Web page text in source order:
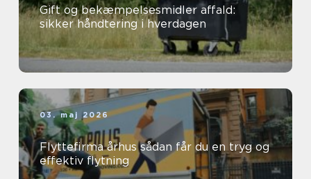
Gift og bekæmpelsesmidler affald:
sikker håndtering i hverdagen
03. maj 2026
Flyttefirma århus sådan får du en tryg og
effektiv flytning